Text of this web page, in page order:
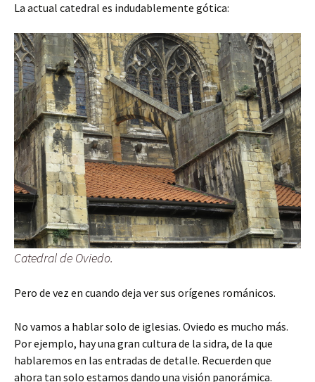
La actual catedral es indudablemente gótica:
Catedral de Oviedo.
Pero de vez en cuando deja ver sus orígenes románicos.
No vamos a hablar solo de iglesias. Oviedo es mucho más.
Por ejemplo, hay una gran cultura de la sidra, de la que
hablaremos en las entradas de detalle. Recuerden que
ahora tan solo estamos dando una visión panorámica.